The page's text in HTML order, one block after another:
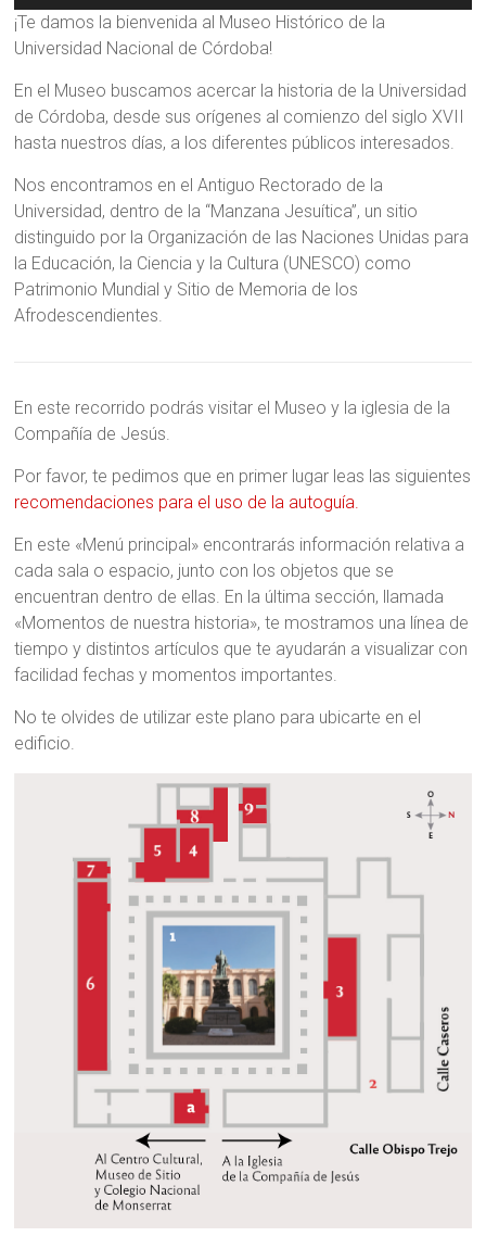
audio
¡Te damos la bienvenida al Museo Histórico de la
Universidad Nacional de Córdoba!
En el Museo buscamos acercar la historia de la Universidad
de Córdoba, desde sus orígenes al comienzo del siglo XVII
hasta nuestros días, a los diferentes públicos interesados.
Nos encontramos en el Antiguo Rectorado de la
Universidad, dentro de la “Manzana Jesuítica”, un sitio
distinguido por la Organización de las Naciones Unidas para
la Educación, la Ciencia y la Cultura (UNESCO) como
Patrimonio Mundial y Sitio de Memoria de los
Afrodescendientes.
En este recorrido podrás visitar el Museo y la iglesia de la
Compañía de Jesús.
Por favor, te pedimos que en primer lugar leas las siguientes
recomendaciones para el uso de la autoguía.
En este «Menú principal» encontrarás información relativa a
cada sala o espacio, junto con los objetos que se
encuentran dentro de ellas. En la última sección, llamada
«Momentos de nuestra historia», te mostramos una línea de
tiempo y distintos artículos que te ayudarán a visualizar con
facilidad fechas y momentos importantes.
No te olvides de utilizar este plano para ubicarte en el
edificio.